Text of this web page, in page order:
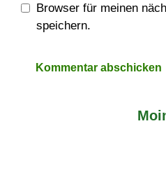
Browser für meinen
speichern.